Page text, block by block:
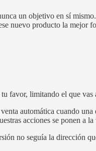
un objetivo en sí
nuevo producto la
favor, limitando el que
automática cuando
acciones se ponen a
no seguía la dirección